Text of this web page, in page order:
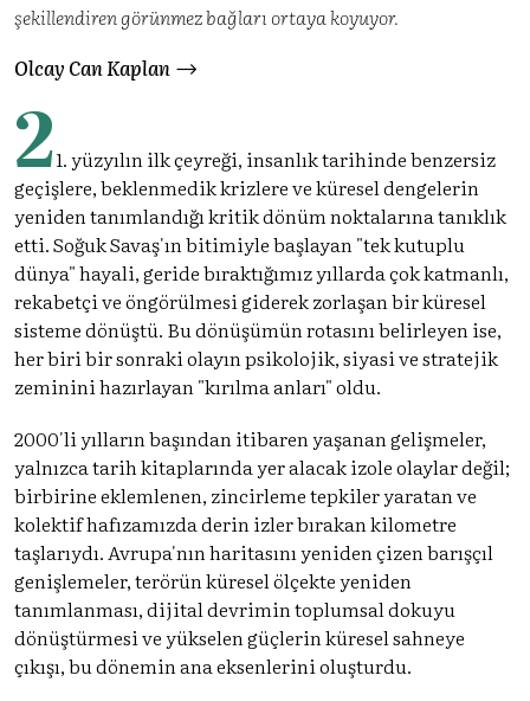
şekillendiren görünmez bağları ortaya koyuyor.
Olcay Can Kaplan
21. yüzyılın ilk çeyreği, insanlık tarihinde benzersiz
geçişlere, beklenmedik krizlere ve küresel dengelerin
yeniden tanımlandığı kritik dönüm noktalarına tanıklık
etti. Soğuk Savaş'ın bitimiyle başlayan "tek kutuplu
dünya" hayali, geride bıraktığımız yıllarda çok katmanlı,
rekabetçi ve öngörülmesi giderek zorlaşan bir küresel
sisteme dönüştü. Bu dönüşümün rotasını belirleyen ise,
her biri bir sonraki olayın psikolojik, siyasi ve stratejik
zeminini hazırlayan "kırılma anları" oldu.
2000'li yılların başından itibaren yaşanan gelişmeler,
yalnızca tarih kitaplarında yer alacak izole olaylar değil;
birbirine eklemlenen, zincirleme tepkiler yaratan ve
kolektif hafızamızda derin izler bırakan kilometre
taşlarıydı. Avrupa'nın haritasını yeniden çizen barışçıl
genişlemeler, terörün küresel ölçekte yeniden
tanımlanması, dijital devrimin toplumsal dokuyu
dönüştürmesi ve yükselen güçlerin küresel sahneye
çıkışı, bu dönemin ana eksenlerini oluşturdu.